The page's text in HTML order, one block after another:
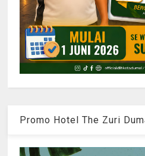
Promo Hotel The Zuri